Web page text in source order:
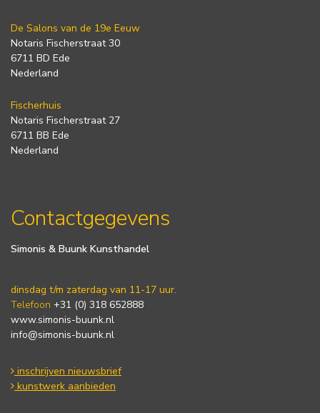
De Salons van de 19e Eeuw
Notaris Fischerstraat 30
6711 BD Ede
Nederland
Fischerhuis
Notaris Fischerstraat 27
6711 BB Ede
Nederland
Contactgegevens
Simonis & Buunk Kunsthandel
dinsdag t/m zaterdag van 11-17 uur.
Telefoon +31 (0) 318 652888
www.simonis-buunk.nl
info@simonis-buunk.nl
inschrijven nieuwsbrief
kunstwerk aanbieden